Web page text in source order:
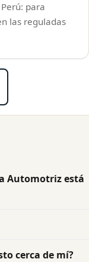
para
las reguladas
Automotriz está
cerca de mí?